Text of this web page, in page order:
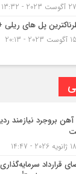
پل های ریلی
آهن بروجرد نیازمند